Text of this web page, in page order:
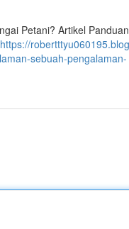
Petani? Artikel Panduan
https://
sebuah-pengalaman-